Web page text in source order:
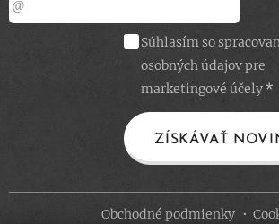
Súhlasím so
osobných údajov pre
marketingové účely
ZÍSKÁVAŤ
Obchodné podmienky